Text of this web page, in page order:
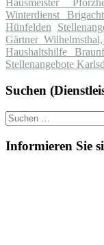
Winterdienst
Hünfelden
Gärtner
Haushaltshilfe
Stellenangebote
Suchen
Suche
nach:
Informieren Sie